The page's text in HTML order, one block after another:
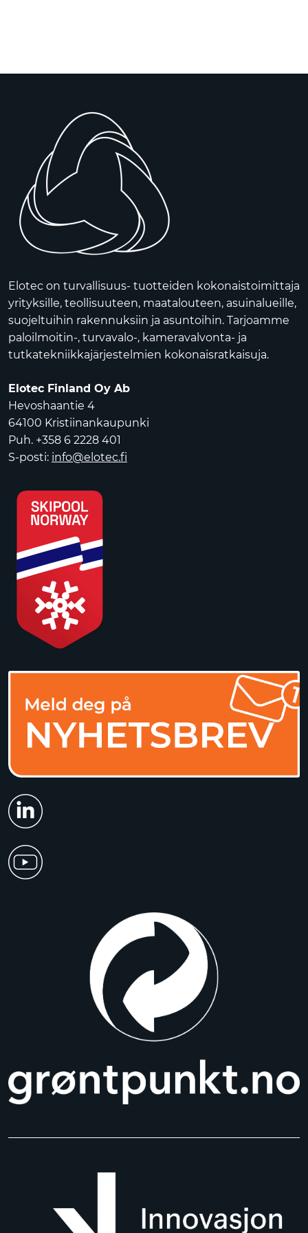
Elotec on turvallisuus- tuotteiden kokonaistoimittaja
yrityksille, teollisuuteen, maatalouteen, asuinalueille,
suojeltuihin rakennuksiin ja asuntoihin. Tarjoamme
paloilmoitin-, turvavalo-, kameravalvonta- ja
tutkatekniikkajärjestelmien kokonaisratkaisuja.
Elotec Finland Oy Ab
Hevoshaantie 4
64100 Kristiinankaupunki
Puh. +358 6 2228 401
S-posti: info@elotec.fi
Referenssit
YHTEYSTIEDOT
Verkkokauppa